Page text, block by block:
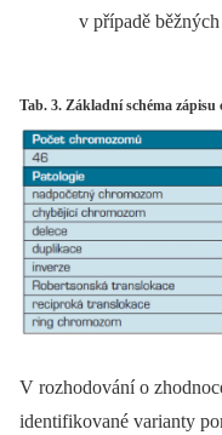
v případě
Tab. 3. Základní schéma zápisu
V rozhodování o
identifikované varianty